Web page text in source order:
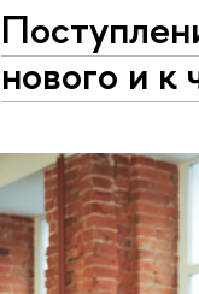
нового и к